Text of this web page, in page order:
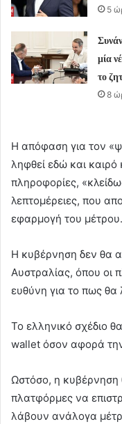
5
μία
το
8
Η απόφαση για τον
ληφθεί εδώ και καιρό
πληροφορίες,
λεπτομέρειες, που
εφαρμογή του μέτρου.
Η κυβέρνηση δεν θα
Αυστραλίας, όπου οι
ευθύνη για το πως θα
Το ελληνικό σχέδιο
wallet όσον αφορά την
Ωστόσο, η κυβέρνηση
πλατφόρμες να
λάβουν ανάλογα